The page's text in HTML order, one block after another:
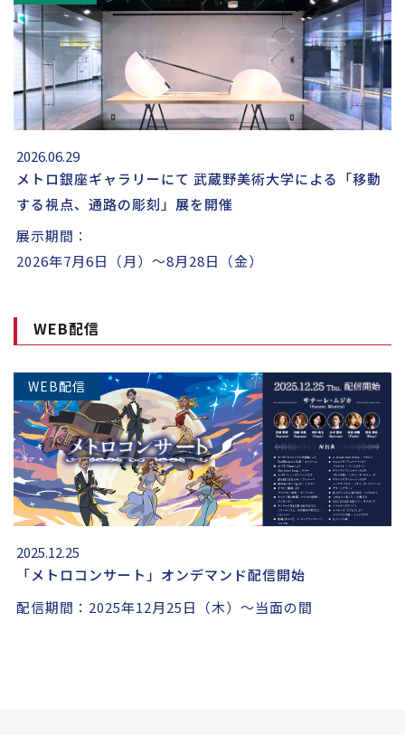
2026.06.29
メトロ銀座ギャラリーにて 武蔵野美術大学による「移動
する視点、通路の彫刻」展を開催
展示期間：
2026年7月6日（月）～8月28日（金）
WEB配信
WEB配信
2025.12.25
「メトロコンサート」オンデマンド配信開始
配信期間：2025年12月25日（木）～当面の間